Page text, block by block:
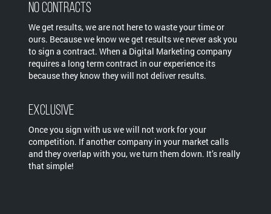
No Contracts
We get results, we are not here to waste your time or
ours. Because we know we get results we never ask you
to sign a contract. When a Digital Marketing company
requires a long term contract in our experience its
because they know they will not deliver results.
Exclusive
Once you sign with us we will not work for your
competition. If another company in your market calls
and they overlap with you, we turn them down. It’s really
that simple!